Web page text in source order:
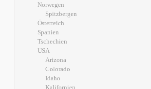
Norwegen
Spitzbergen
Österreich
Spanien
Tschechien
USA
Arizona
Colorado
Idaho
Kalifornien